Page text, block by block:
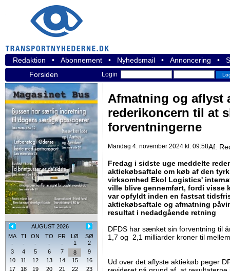
Redaktion • Abonnement • Nyhedsmail • Annoncering •
Forsiden
Login
AUGUST 2026
MA
TI ON TO FR LØ
SØ
-
- - - - 1
2
3
4 5 6 7 8
9
10
11 12 13 14 15
16
17
18 19 20 21 22
23
Afmatning og aflyst
rederikoncern til at
forventningerne
Mandag 4. november 2024 kl: 09:58Af:
Fredag i sidste uge meddelte
aktiekøbsaftale om køb af den
virksomhed Ekol Logistics'
ville blive gennemført, fordi visse
var opfyldt inden en fastsat
aktiekøbsaftale og afmatning
resultat i nedadgående retning
DFDS har sænket sin forventning til
1,7 og 2,1 milliarder kroner til
Ud over det aflyste aktiekøb peger